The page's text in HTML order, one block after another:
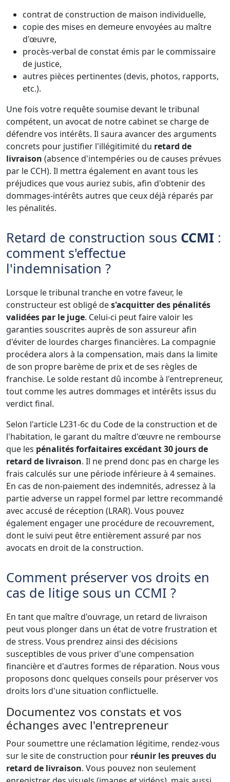
contrat de construction de maison individuelle,
copie des mises en demeure envoyées au maître
d'œuvre,
procès-verbal de constat émis par le commissaire
de justice,
autres pièces pertinentes (devis, photos, rapports,
etc.).
Une fois votre requête soumise devant le tribunal
compétent, un avocat de notre cabinet se charge de
défendre vos intérêts. Il saura avancer des arguments
concrets pour justifier l'illégitimité du retard de
livraison (absence d'intempéries ou de causes prévues
par le CCH). Il mettra également en avant tous les
préjudices que vous auriez subis, afin d'obtenir des
dommages-intérêts autres que ceux déjà réparés par
les pénalités.
Retard de construction sous CCMI :
comment s'effectue
l'indemnisation ?
Lorsque le tribunal tranche en votre faveur, le
constructeur est obligé des'acquitter des pénalités
validées par le juge. Celui-ci peut faire valoir les
garanties souscrites auprès de son assureur afin
d'éviter de lourdes charges financières. La compagnie
procédera alors à la compensation, mais dans la limite
de son propre barème de prix et de ses règles de
franchise. Le solde restant dû incombe à l'entrepreneur,
tout comme les autres dommages et intérêts issus du
verdict final.
Selon l'article L231-6c du Code de la construction et de
l'habitation, le garant du maître d'œuvre ne rembourse
que les pénalités forfaitaires excédant 30 jours de
retard de livraison. Il ne prend donc pas en charge les
frais calculés sur une période inférieure à 4 semaines.
En cas de non-paiement des indemnités, adressez à la
partie adverse un rappel formel par lettre recommandé
avec accusé de réception (LRAR). Vous pouvez
également engager une procédure de recouvrement,
dont le suivi peut être entièrement assuré par nos
avocats en droit de la construction.
Comment préserver vos droits en
cas de litige sous un CCMI ?
En tant que maître d'ouvrage, un retard de livraison
peut vous plonger dans un état de votre frustration et
de stress. Vous prendrez ainsi des décisions
susceptibles de vous priver d'une compensation
financière et d'autres formes de réparation. Nous vous
proposons donc quelques conseils pour préserver vos
droits lors d'une situation conflictuelle.
Documentez vos constats et vos
échanges avec l'entrepreneur
Pour soumettre une réclamation légitime, rendez-vous
sur le site de construction pour réunir les preuves du
retard de livraison. Vous pouvez non seulement